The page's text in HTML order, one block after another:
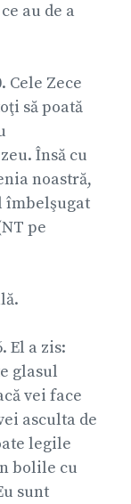
au de a
Zece
să poată
Însă cu
noastră,
îmbelşugat
pe
a zis:
glasul
vei face
asculta de
legile
bolile cu
sunt